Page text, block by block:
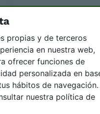
propias y de terceros
en nuestra web,
ofrecer funciones de
personalizada en
hábitos de navegación.
nuestra política de